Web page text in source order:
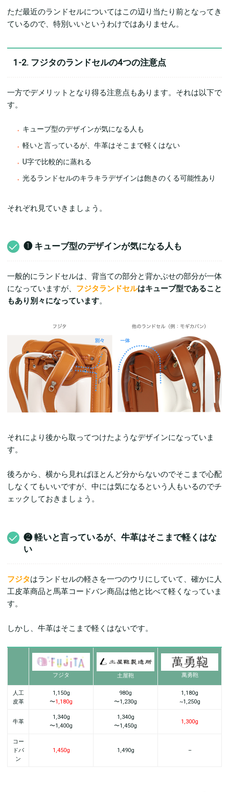
ただ最近のランドセルについてはこの辺り当たり前となってき
ているので、特別いいというわけではありません。
1-2. フジタのランドセルの4つの注意点
一方でデメリットとなり得る注意点もあります。それは以下で
す。
キューブ型のデザインが気になる人も
軽いと言っているが、牛革はそこまで軽くはない
U字で比較的に蒸れる
光るランドセルのキラキラデザインは飽きのくる可能性あり
それぞれ見ていきましょう。
❶ キューブ型のデザインが気になる人も
一般的にランドセルは、背当ての部分と背かぶせの部分が一体
になっていますが、 フジタランドセルはキューブ型であること
もあり別々になっています。
それにより後から取ってつけたようなデザインになっていま
す。
後ろから、横から見ればほとんど分からないのでそこまで心配
しなくてもいいですが、中には気になるという人もいるのでチ
ェックしておきましょう。
❷ 軽いと言っているが、牛革はそこまで軽くはな
い
フジタはランドセルの軽さを一つのウリにしていて、確かに人
工皮革商品と馬革コードバン商品は他と比べて軽くなっていま
す。
しかし、牛革はそこまで軽くはないです。
フジタ 土屋鞄 萬勇鞄
人工
皮革
1,150g
〜1,180g
980g
〜1,230g
1,180g
~1,250g
牛革
1,340g
〜1,400g
1,340g
〜1,450g
1,300g
コー
ドバ
ン
1,450g 1,490g –